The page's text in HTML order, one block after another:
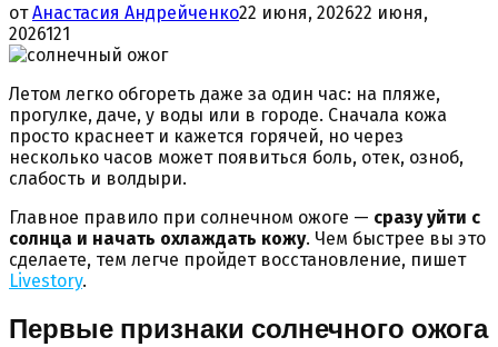
отАнастасия Андрейченко22 июня, 202622 июня,
2026121
Летом легко обгореть даже за один час: на пляже,
прогулке, даче, у воды или в городе. Сначала кожа
просто краснеет и кажется горячей, но через
несколько часов может появиться боль, отек, озноб,
слабость и волдыри.
Главное правило при солнечном ожоге — сразу уйти с
солнца и начать охлаждать кожу. Чем быстрее вы это
сделаете, тем легче пройдет восстановление, пишет
Livestory.
Первые признаки солнечного ожога